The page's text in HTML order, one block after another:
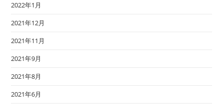
2022年1月
2021年12月
2021年11月
2021年9月
2021年8月
2021年6月